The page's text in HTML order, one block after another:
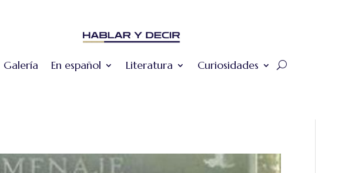
Galería En español Literatura Curiosidades